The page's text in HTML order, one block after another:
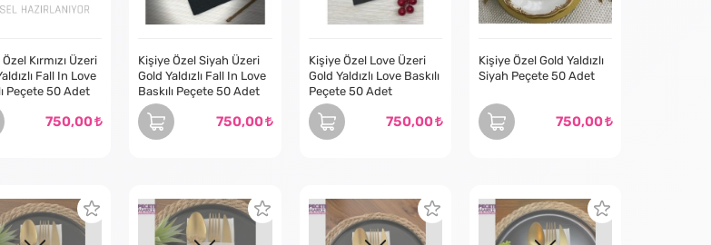
Kırmızı Üzeri
Fall In Love
Peçete 50 Adet
750,00
Kişiye Özel Siyah Üzeri
Gold Yaldızlı Fall In Love
Baskılı Peçete 50 Adet
750,00
Kişiye Özel Love Üzeri
Gold Yaldızlı Love Baskılı
Peçete 50 Adet
750,00
Kişiye Özel Gold Yaldızlı
Siyah Peçete 50 Adet
750,00